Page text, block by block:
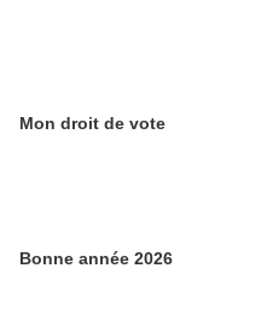
Mon droit de vote
Bonne année 2026